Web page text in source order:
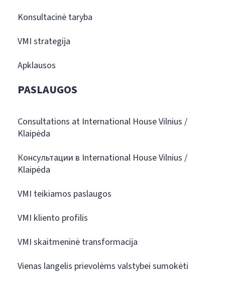
Konsultacinė taryba
VMI strategija
Apklausos
PASLAUGOS
Consultations at International House Vilnius /
Klaipėda
Консультации в International House Vilnius /
Klaipėda
VMI teikiamos paslaugos
VMI kliento profilis
VMI skaitmeninė transformacija
Vienas langelis prievolėms valstybei sumokėti